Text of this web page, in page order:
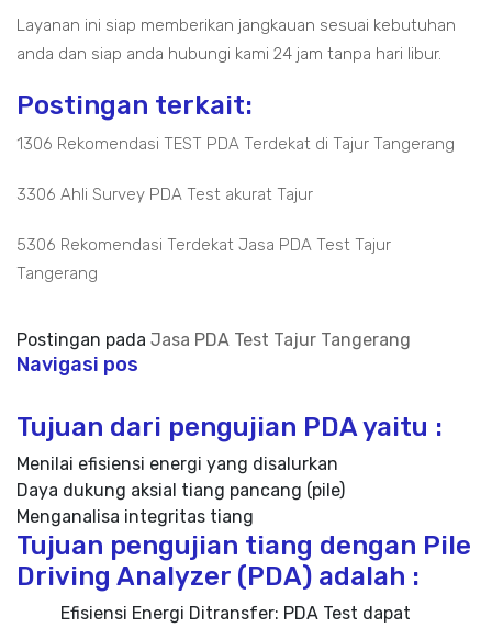
Layanan ini siap memberikan jangkauan sesuai kebutuhan
anda dan siap anda hubungi kami 24 jam tanpa hari libur.
Postingan terkait:
1306 Rekomendasi TEST PDA Terdekat di Tajur Tangerang
3306 Ahli Survey PDA Test akurat Tajur
5306 Rekomendasi Terdekat Jasa PDA Test Tajur
Tangerang
Postingan pada Jasa PDA Test Tajur Tangerang
Navigasi pos
Tujuan dari pengujian PDA yaitu :
Menilai efisiensi energi yang disalurkan
Daya dukung aksial tiang pancang (pile)
Menganalisa integritas tiang
Tujuan pengujian tiang dengan Pile
Driving Analyzer (PDA) adalah :
Efisiensi Energi Ditransfer: PDA Test dapat